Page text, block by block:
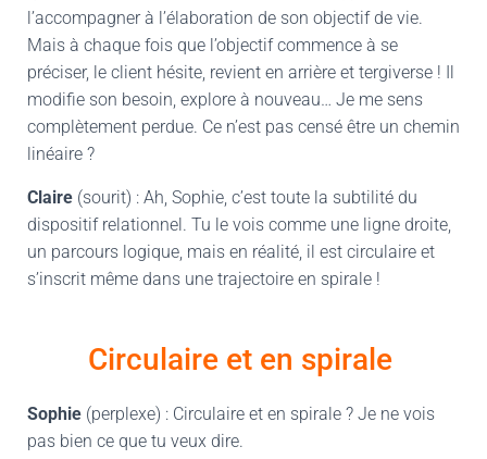
l’accompagner à l’élaboration de son objectif de vie.
Mais à chaque fois que l’objectif commence à se
préciser, le client hésite, revient en arrière et tergiverse ! Il
modifie son besoin, explore à nouveau… Je me sens
complètement perdue. Ce n’est pas censé être un chemin
linéaire ?
Claire (sourit) : Ah, Sophie, c’est toute la subtilité du
dispositif relationnel. Tu le vois comme une ligne droite,
un parcours logique, mais en réalité, il est circulaire et
s’inscrit même dans une trajectoire en spirale !
Circulaire et en spirale
Sophie (perplexe) : Circulaire et en spirale ? Je ne vois
pas bien ce que tu veux dire.